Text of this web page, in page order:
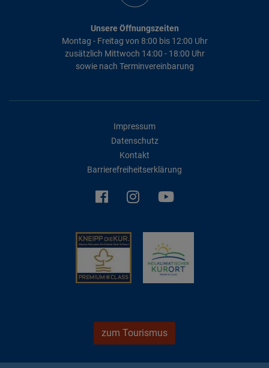
Unsere Öffnungszeiten
Montag - Freitag von 8:00 bis 12:00 Uhr
zusätzlich Mittwoch 14:00 - 18:00 Uhr
sowie nach Terminvereinbarung
Impressum
Datenschutz
Kontakt
Barrierefreiheitserklärung
zum Tourismus